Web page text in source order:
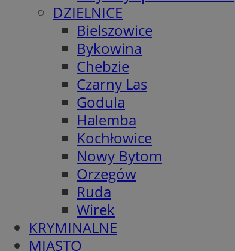
DZIELNICE
Bielszowice
Bykowina
Chebzie
Czarny Las
Godula
Halemba
Kochłowice
Nowy Bytom
Orzegów
Ruda
Wirek
KRYMINALNE
MIASTO